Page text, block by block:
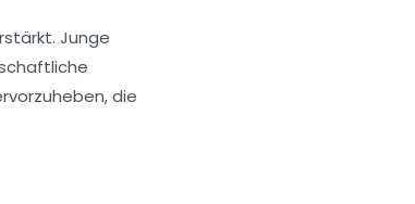
Junge
die